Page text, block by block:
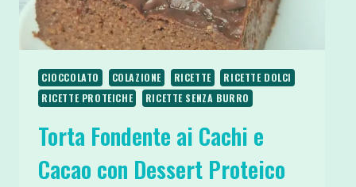
CIOCCOLATO COLAZIONE RICETTE
RICETTE DOLCI
RICETTE PROTEICHE
RICETTE SENZA BURRO
Torta Fondente ai Cachi e
Cacao con Dessert Proteico